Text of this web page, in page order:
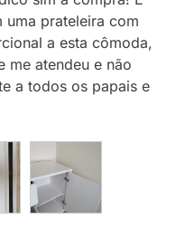
uma prateleira com
a esta cômoda,
me atendeu e não
a todos os papais e